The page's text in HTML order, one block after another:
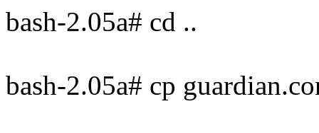
bash-2.05a# cd ..
bash-2.05a# cp